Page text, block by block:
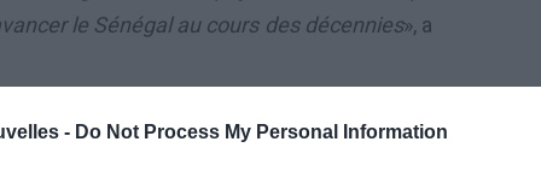
- Do Not Process My Personal Information
le Sénégal au cours des décennies», a
Mme Obama dit avoir réalisé son rêve. Pour
jeunesse et vice-présidente d’un hôpital.